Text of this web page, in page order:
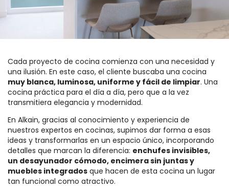
Cada proyecto de cocina comienza con una necesidad y
una ilusión. En este caso, el cliente buscaba una cocina
muy blanca, luminosa, uniforme y fácil de limpiar. Una
cocina práctica para el día a día, pero que a la vez
transmitiera elegancia y modernidad.
En Alkain, gracias al conocimiento y experiencia de
nuestros expertos en cocinas, supimos dar forma a esas
ideas y transformarlas en un espacio único, incorporando
detalles que marcan la diferencia: enchufes invisibles,
un desayunador cómodo, encimera sin juntas y
muebles integrados que hacen de esta cocina un lugar
tan funcional como atractivo.